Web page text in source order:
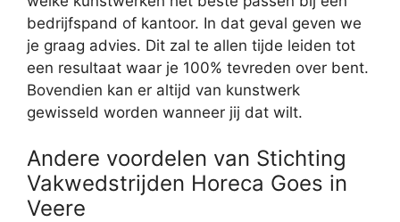
bedrijfspand of kantoor. In dat geval geven we
je graag advies. Dit zal te allen tijde leiden tot
een resultaat waar je 100% tevreden over bent.
Bovendien kan er altijd van kunstwerk
gewisseld worden wanneer jij dat wilt.
Andere voordelen van Stichting
Vakwedstrijden Horeca Goes in
Veere